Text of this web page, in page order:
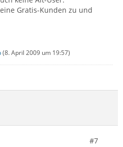
Gratis-Kunden zu und
(8. April 2009 um 19:57)
#7